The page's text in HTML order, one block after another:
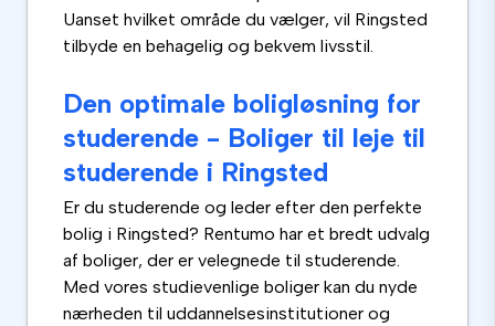
Uanset hvilket område du vælger, vil Ringsted
tilbyde en behagelig og bekvem livsstil.
Den optimale boligløsning for
studerende - Boliger til leje til
studerende i Ringsted
Er du studerende og leder efter den perfekte
bolig i Ringsted? Rentumo har et bredt udvalg
af boliger, der er velegnede til studerende.
Med vores studievenlige boliger kan du nyde
nærheden til uddannelsesinstitutioner og